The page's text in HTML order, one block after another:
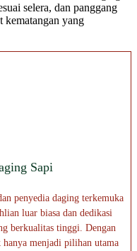
selera, dan panggang
kematangan yang
Sapi
penyedia daging terkemuka
luar biasa dan dedikasi
berkualitas tinggi. Dengan
hanya menjadi pilihan utama